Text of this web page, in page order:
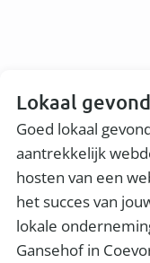
Lokaal
Goed lokaal
aantrekkelijk
hosten van een
het succes van
lokale
Gansehof in